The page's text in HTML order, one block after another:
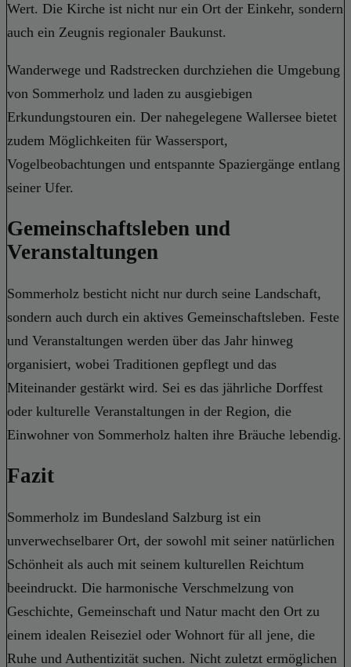
Wert. Die Kirche ist nicht nur ein Ort der Einkehr, sondern
auch ein Zeugnis regionaler Baukunst.
Wanderwege und Radstrecken durchziehen die Umgebung
von Sommerholz und laden zu ausgiebigen
Erkundungstouren ein. Der nahegelegene Wallersee bietet
zudem Möglichkeiten für Wassersport,
Vogelbeobachtungen und entspannte Spaziergänge entlang
seiner Ufer.
Gemeinschaftsleben und
Veranstaltungen
Sommerholz besticht nicht nur durch seine Landschaft,
sondern auch durch ein aktives Gemeinschaftsleben. Feste
und Veranstaltungen werden über das Jahr hinweg
organisiert, wobei Traditionen gepflegt und das
Miteinander gestärkt wird. Sei es das jährliche Dorffest
oder kulturelle Veranstaltungen in der Region, die
Einwohner von Sommerholz halten ihre Bräuche lebendig.
Fazit
Sommerholz im Bundesland Salzburg ist ein
unverwechselbarer Ort, der sowohl mit seiner natürlichen
Schönheit als auch mit seinem kulturellen Reichtum
beeindruckt. Die harmonische Verschmelzung von
Geschichte, Gemeinschaft und Natur macht den Ort zu
einem idealen Reiseziel oder Wohnort für all jene, die
Ruhe und Authentizität suchen. Nicht zuletzt ermöglichen